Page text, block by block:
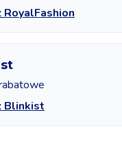
RoyalFashion
Blinkist